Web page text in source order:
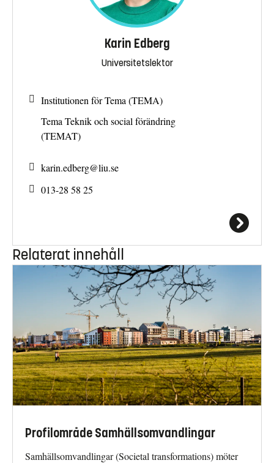
Karin Edberg
Universitetslektor
Institutionen för Tema (TEMA)
Tema Teknik och social förändring
(TEMAT)
karin.edberg@liu.se
013-28 58 25
Relaterat innehåll
Profilområde Samhällsomvandlingar
Samhällsomvandlingar (Societal transformations) möter